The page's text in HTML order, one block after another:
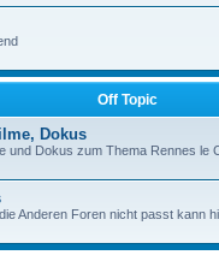
Off Topic
Dokus
und Dokus zum Thema Rennes le
Anderen Foren nicht passt kann